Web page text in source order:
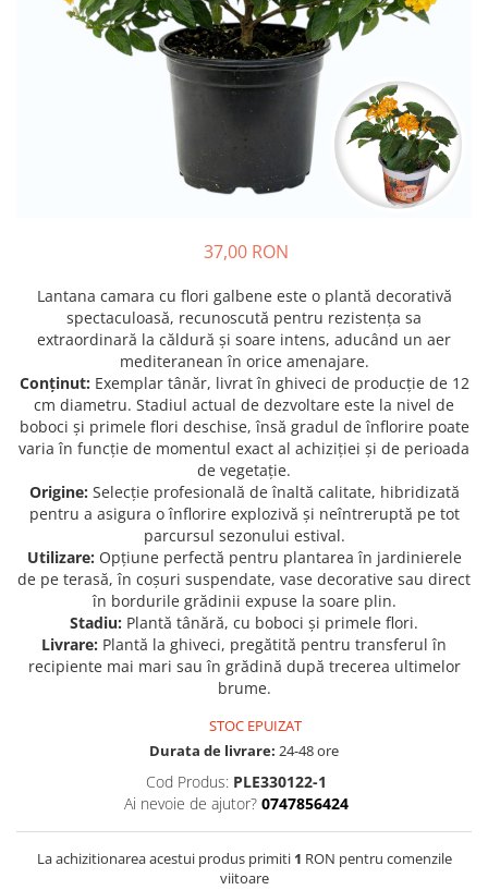
Bulbi de Echinacea
Bulbi de Frezie
Bulbi de Gaillardia (Kokarda)
Bulbi de Irisi - Stanjenel
Bulbi de Narcise
Bulbi de Ranunculus
Bulbi de Tigridia
Bulbi de Zambile
Bulbi de Zantedeschia
Bulbi Sparaxis
Mixuri de Bulbi
Seminte de Flori
Seminte de Ierburi
Seminte de Legume/Fructe
Păr - Pyrus communis
Smochini - Ficus carica
37,00 RON
Lantana camara cu flori galbene este o plantă decorativă
spectaculoasă, recunoscută pentru rezistența sa
extraordinară la căldură și soare intens, aducând un aer
mediteranean în orice amenajare.
Conținut: Exemplar tânăr, livrat în ghiveci de producție de 12
cm diametru. Stadiul actual de dezvoltare este la nivel de
boboci și primele flori deschise, însă gradul de înflorire poate
varia în funcție de momentul exact al achiziției și de perioada
de vegetație.
Origine: Selecție profesională de înaltă calitate, hibridizată
pentru a asigura o înflorire explozivă și neîntreruptă pe tot
parcursul sezonului estival.
Utilizare: Opțiune perfectă pentru plantarea în jardinierele
de pe terasă, în coșuri suspendate, vase decorative sau direct
în bordurile grădinii expuse la soare plin.
Stadiu: Plantă tânără, cu boboci și primele flori.
Livrare: Plantă la ghiveci, pregătită pentru transferul în
recipiente mai mari sau în grădină după trecerea ultimelor
brume.
STOC EPUIZAT
Durata de livrare: 24-48 ore
Cod Produs: PLE330122-1
Ai nevoie de ajutor? 0747856424
La achizitionarea acestui produs primiti 1 RON pentru comenzile
viitoare